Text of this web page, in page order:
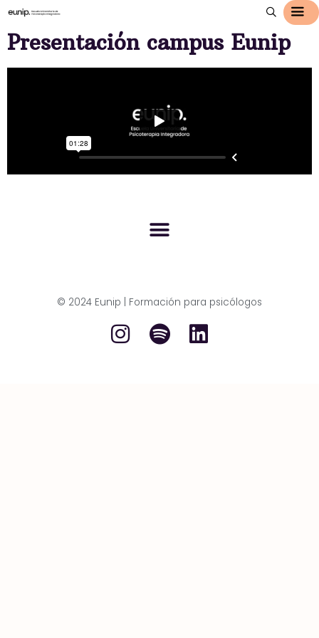
Presentación campus Eunip
© 2024 Eunip | Formación para psicólogos